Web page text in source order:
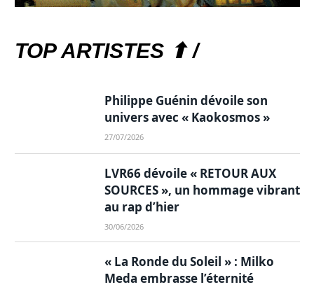
TOP ARTISTES ⬆ /
Philippe Guénin dévoile son
univers avec « Kaokosmos »
27/07/2026
LVR66 dévoile « RETOUR AUX
SOURCES », un hommage vibrant
au rap d’hier
30/06/2026
« La Ronde du Soleil » : Milko
Meda embrasse l’éternité